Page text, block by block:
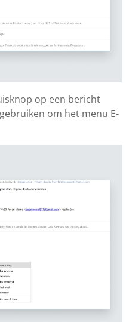
op een bericht
om het menu E-